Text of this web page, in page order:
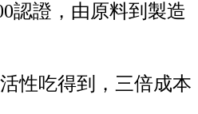
認證，由原料到製造
性吃得到，三倍成本